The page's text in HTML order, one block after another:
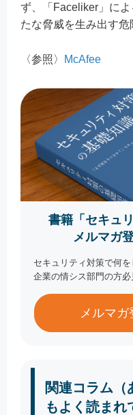
ず、「Faceliker」に
たな脅威を生み出す危
〈参照〉 McAfee
書籍「セキュ
メルマガ
セキュリティ対策で何
企業の情シス部門の方必
メルマ
関連コラム（
もよく読まれ